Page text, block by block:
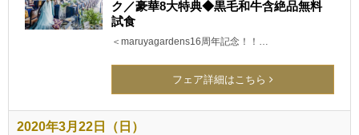
ク／豪華8大特典◆黒毛和牛含絶品無料
試食
＜maruyagardens16周年記念！！…
フェア詳細はこちら
2020年3月22日（日）